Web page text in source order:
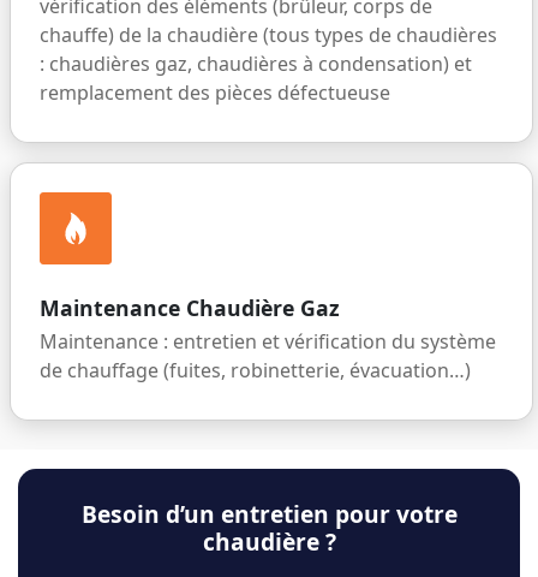
vérification des éléments (brûleur, corps de
chauffe) de la chaudière (tous types de chaudières
: chaudières gaz, chaudières à condensation) et
remplacement des pièces défectueuse
Maintenance Chaudière Gaz
Maintenance : entretien et vérification du système
de chauffage (fuites, robinetterie, évacuation…)
Besoin d’un entretien pour votre
chaudière ?